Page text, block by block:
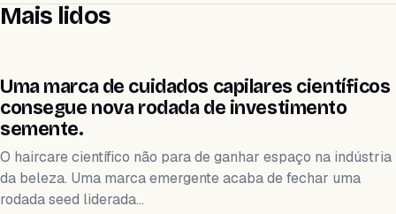
Mais lidos
Uma marca de cuidados capilares científicos
consegue nova rodada de investimento
semente.
O haircare científico não para de ganhar espaço na indústria
da beleza. Uma marca emergente acaba de fechar uma
rodada seed liderada…